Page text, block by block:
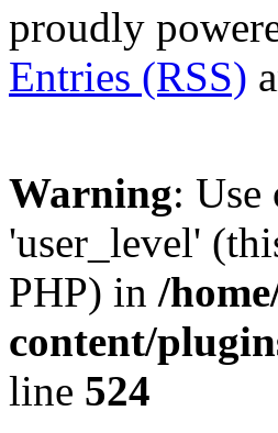
proudly
Entries (RSS)
Warning: Use
'user_level'
PHP) in /
content/
line 524